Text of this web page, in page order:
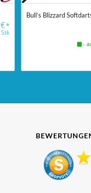
€*
Stk
Bull’s Blizzard
-